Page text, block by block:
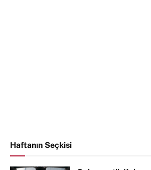
Haftanın Seçkisi